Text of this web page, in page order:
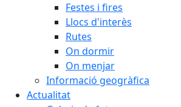
Festes i fires
Llocs d'interès
Rutes
On dormir
On menjar
Informació geogràfica
Actualitat